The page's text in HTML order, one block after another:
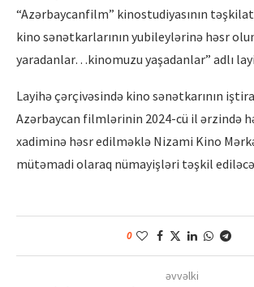
“Azərbaycanfilm” kinostudiyasının
kino sənətkarlarının yubileylərinə həsr
yaradanlar…kinomuzu yaşadanlar” adlı
Layihə çərçivəsində kino sənətkarının
Azərbaycan filmlərinin 2024-cü il ərzində
xadiminə həsr edilməklə Nizami Kino
mütəmadi olaraq nümayişləri təşkil
0
əvvəlki